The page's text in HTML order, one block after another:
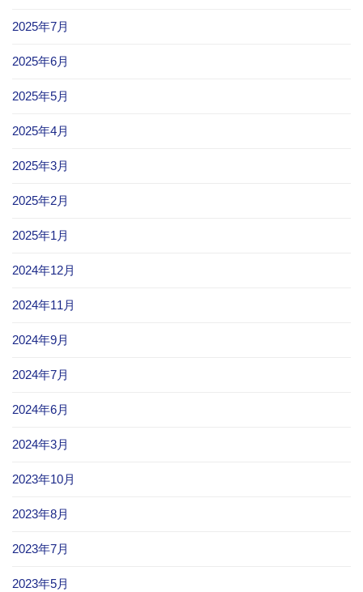
2025年7月
2025年6月
2025年5月
2025年4月
2025年3月
2025年2月
2025年1月
2024年12月
2024年11月
2024年9月
2024年7月
2024年6月
2024年3月
2023年10月
2023年8月
2023年7月
2023年5月